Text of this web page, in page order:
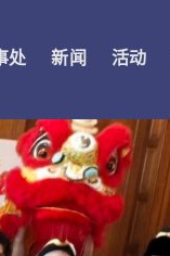
处 新闻 活动